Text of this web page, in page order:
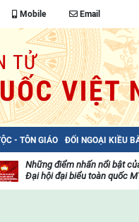
Mobile Email
- TÔN GIÁO ĐỐI NGOẠI KIỀU
Những điểm nhấn nổi bật
Đại hội đại biểu toàn quốc